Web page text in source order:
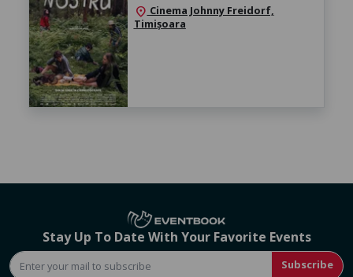
location_on Cinema Johnny Freidorf,
Timișoara
Stay Up To Date With Your Favorite Events
Subscribe